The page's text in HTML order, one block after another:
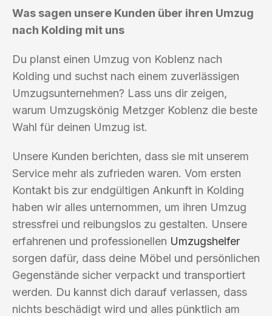
Was sagen unsere Kunden über ihren Umzug
nach Kolding mit uns
Du planst einen Umzug von Koblenz nach
Kolding und suchst nach einem zuverlässigen
Umzugsunternehmen? Lass uns dir zeigen,
warum Umzugskönig Metzger Koblenz die beste
Wahl für deinen Umzug ist.
Unsere Kunden berichten, dass sie mit unserem
Service mehr als zufrieden waren. Vom ersten
Kontakt bis zur endgültigen Ankunft in Kolding
haben wir alles unternommen, um ihren Umzug
stressfrei und reibungslos zu gestalten. Unsere
erfahrenen und professionellen Umzugshelfer
sorgen dafür, dass deine Möbel und persönlichen
Gegenstände sicher verpackt und transportiert
werden. Du kannst dich darauf verlassen, dass
nichts beschädigt wird und alles pünktlich am